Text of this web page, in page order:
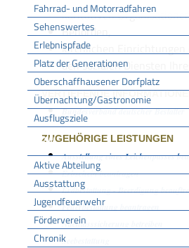
Fahrrad- und Motorradfahren
Sehenswertes
Erlebnispfade
Platz der Generationen
Oberschaffhausener Dorfplatz
Übernachtung/Gastronomie
Ausflugsziele
FFW
Aktive Abteilung
Ausstattung
Jugendfeuerwehr
Förderverein
Chronik
karitativen
Behörden,
kirchlichen Einrichtungen
den sozialen Diensten
VERTIEFENDE
Bundesverband deutscher Bestatter
ZUGEHÖRIGE LEISTUNGEN
Ausstellung eines Leichenpasses
Erbschein beantragen
Erdbestattung - Beerdigung
Feuerbestattung beantragen
Nachlasssicherung betreiben
Seebestattung